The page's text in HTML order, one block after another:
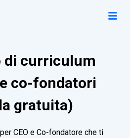
di curriculum
e co-fondatori
gratuita)
CEO e Co-fondatore che ti